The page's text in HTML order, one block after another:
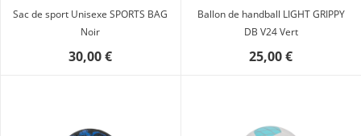
Sac de sport Unisexe SPORTS BAG
Noir
30,00 €
Ballon de handball LIGHT GRIPPY
DB V24 Vert
25,00 €